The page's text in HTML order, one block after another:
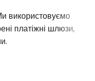
використовуємо
платіжні шлюзи,